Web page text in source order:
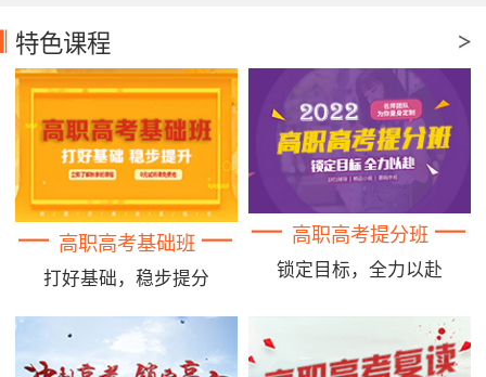
特色课程
高职高考基础班
打好基础，稳步提分
高职高考提分班
锁定目标，全力以赴